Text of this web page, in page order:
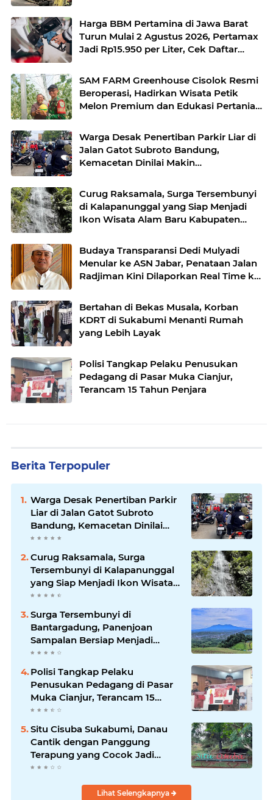
Harga BBM Pertamina di Jawa Barat
Turun Mulai 2 Agustus 2026, Pertamax
Jadi Rp15.950 per Liter, Cek Daftar
SAM FARM Greenhouse Cisolok Resmi
Beroperasi, Hadirkan Wisata Petik
Melon Premium dan Edukasi Pertanian
Warga Desak Penertiban Parkir Liar di
Jalan Gatot Subroto Bandung,
Kemacetan Dinilai Makin
Curug Raksamala, Surga Tersembunyi
di Kalapanunggal yang Siap Menjadi
Ikon Wisata Alam Baru Kabupaten
Budaya Transparansi Dedi Mulyadi
Menular ke ASN Jabar, Penataan Jalan
Radjiman Kini Dilaporkan Real Time ke
Bertahan di Bekas Musala, Korban
KDRT di Sukabumi Menanti Rumah
yang Lebih Layak
Polisi Tangkap Pelaku Penusukan
Pedagang di Pasar Muka Cianjur,
Terancam 15 Tahun Penjara
Berita Terpopuler
Warga Desak Penertiban Parkir
Liar di Jalan Gatot Subroto
Bandung, Kemacetan Dinilai
Makin Mengkhawatirkan
Curug Raksamala, Surga
Tersembunyi di Kalapanunggal
yang Siap Menjadi Ikon Wisata
Alam Baru Kabupaten
Surga Tersembunyi di
Bantargadung, Panenjoan
Sampalan Bersiap Menjadi
Destinasi Desa Wisata Baru
Polisi Tangkap Pelaku
Penusukan Pedagang di Pasar
Muka Cianjur, Terancam 15
Tahun Penjara
Situ Cisuba Sukabumi, Danau
Cantik dengan Panggung
Terapung yang Cocok Jadi
Destinasi Libur Akhir Pekan
Lihat Selengkapnya